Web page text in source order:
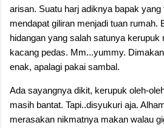
arisan. Suatu harj adiknya bapak
mendapat giliran menjadi tuan rumah.
hidangan yang salah satunya kerupuk
kacang pedas. Mm...yummy.
enak, apalagi pakai sambal.
Ada sayangnya dikit, kerupuk oleh-
masih bantat. Tapi..disyukuri aja.
merasakan nikmatnya makan walau